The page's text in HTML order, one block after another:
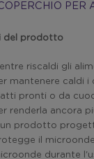
PER
del prodotto
riscaldi gli
mantenere caldi i
pronti o da
renderla ancora
un prodotto
il
durante